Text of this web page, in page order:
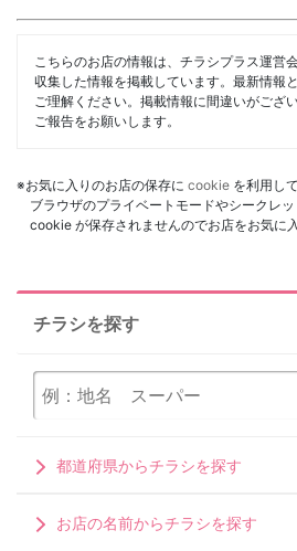
こちらのお店の情報は、チラシプラス運営
収集した情報を掲載しています。最新情報
ご理解ください。掲載情報に間違いがござ
ご報告をお願いします。
※お気に入りのお店の保存に cookie を利用し
ブラウザのプライベートモードやシークレ
cookie が保存されませんのでお店をお気に
チラシを探す
都道府県からチラシを探す
お店の名前からチラシを探す